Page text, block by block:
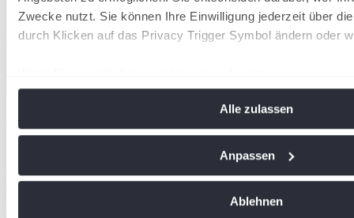
Zwecke nutzt. Sie können Ihre Einwilligung jederzeit über
durch Klicken auf das Privacy Trigger Symbol ändern oder
Ihr Gerät durch aktives Scannen nach bestimmten
Erfahren Sie mehr darüber, wie Ihre persönlichen Daten
Alle zulassen
Anpassen
Ablehnen
Die Mannschaften des TC Weinheim 1902 und des TC Radolfzell
27/07/2026
Spannendes Saisonfinale: Weinheim und Radolfzell
holen die Meistertitel der Badenliga